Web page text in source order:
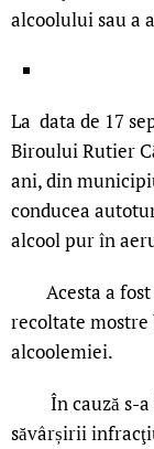
alcoolului sau a
La data de 17
Biroului Rutier
ani, din
conducea
alcool pur în
Acesta a fost
recoltate mostre
alcoolemiei.
În cauză s-a
săvârșirii